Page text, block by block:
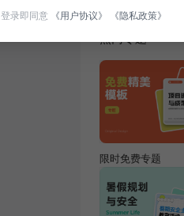
限时免费专题
登录即同意 《用户协议》 《隐私政策》